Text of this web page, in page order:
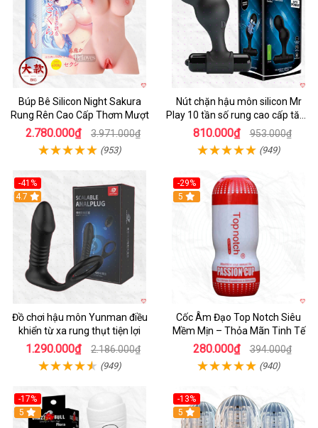
Búp Bê Silicon Night Sakura
Rung Rên Cao Cấp Thơm Mượt
2.780.000₫ 3.971.000₫
(953)
Nút chặn hậu môn silicon Mr
Play 10 tần số rung cao cấp tăng
khoái cảm
810.000₫ 953.000₫
(949)
-41%
Hot
4.7
Đồ chơi hậu môn Yunman điều
khiển từ xa rung thụt tiện lợi
1.290.000₫ 2.186.000₫
(949)
-29%
5
Cốc Âm Đạo Top Notch Siêu
Mềm Mịn – Thỏa Mãn Tinh Tế
280.000₫ 394.000₫
(940)
-17%
5
-13%
Hot
5